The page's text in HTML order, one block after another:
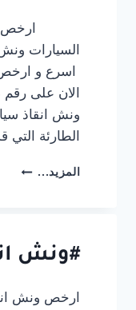
ارخص ونش
السيارات
اسرع و
ونش انقاذ
الطارئة
المزيد... #ونش
#ونش
ارخص ونش